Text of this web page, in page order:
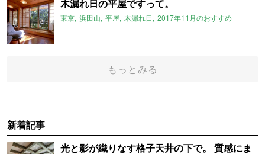
木漏れ日の平屋ですって。
東京 浜田山 平屋 木漏れ日 2017年11月のおすすめ
もっとみる
新着記事
光と影が織りなす格子天井の下で。 質感にま